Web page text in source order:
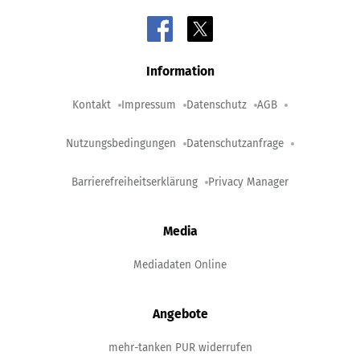
Information
Kontakt Impressum Datenschutz AGB
Nutzungsbedingungen Datenschutzanfrage
Barrierefreiheitserklärung Privacy Manager
Media
Mediadaten Online
Angebote
mehr-tanken PUR widerrufen